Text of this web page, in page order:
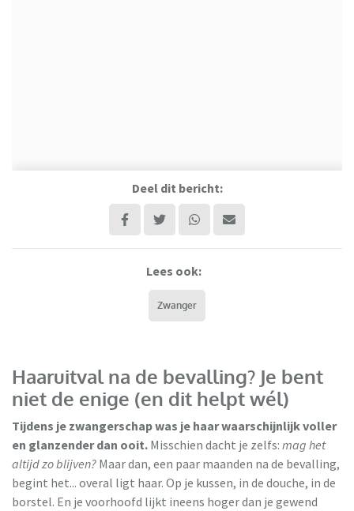
Deel dit bericht:
Lees ook:
Zwanger
Haaruitval na de bevalling? Je bent
niet de enige (en dit helpt wél)
Tijdens je zwangerschap was je haar waarschijnlijk voller
en glanzender dan ooit. Misschien dacht je zelfs: mag het
altijd zo blijven? Maar dan, een paar maanden na de bevalling,
begint het... overal ligt haar. Op je kussen, in de douche, in de
borstel. En je voorhoofd lijkt ineens hoger dan je gewend